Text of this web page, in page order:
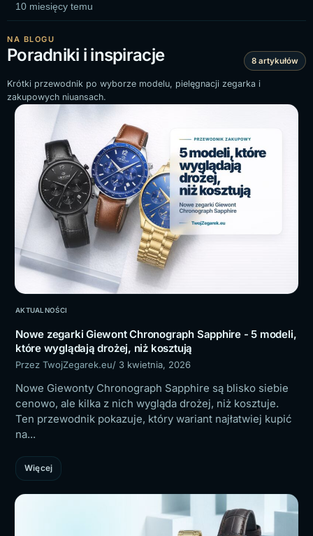
10 miesięcy temu
NA BLOGU
Poradniki i inspiracje 8 artykułów
Krótki przewodnik po wyborze modelu, pielęgnacji zegarka i
zakupowych niuansach.
AKTUALNOŚCI
Nowe zegarki Giewont Chronograph Sapphire - 5 modeli,
które wyglądają drożej, niż kosztują
Przez TwojZegarek.eu/ 3 kwietnia, 2026
Nowe Giewonty Chronograph Sapphire są blisko siebie
cenowo, ale kilka z nich wygląda drożej, niż kosztuje.
Ten przewodnik pokazuje, który wariant najłatwiej kupić
na...
Więcej